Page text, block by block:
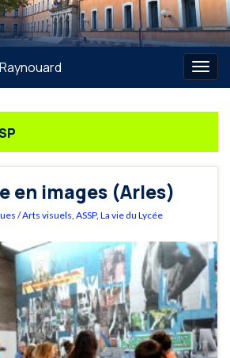
en images (Arles)
/ Arts visuels ASSP, La vie du Lycée